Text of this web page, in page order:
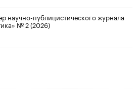
научно-публицистического журнала
№ 2 (2026)